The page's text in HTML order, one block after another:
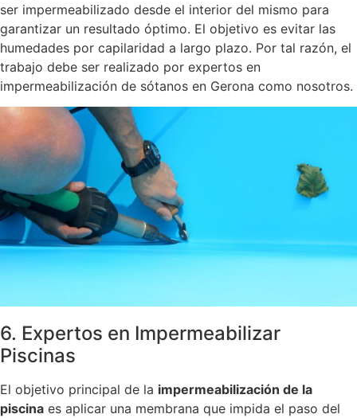
ser impermeabilizado desde el interior del mismo para
garantizar un resultado óptimo. El objetivo es evitar las
humedades por capilaridad a largo plazo. Por tal razón, el
trabajo debe ser realizado por expertos en
impermeabilización de sótanos en Gerona como nosotros.
6. Expertos en Impermeabilizar
Piscinas
El objetivo principal de la impermeabilización de la
piscina es aplicar una membrana que impida el paso del